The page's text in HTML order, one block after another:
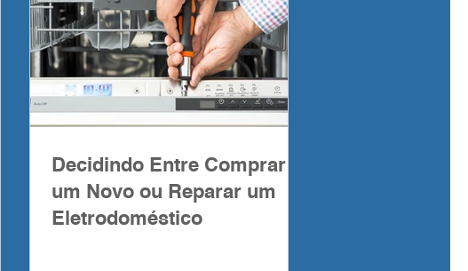
Decidindo Entre Comprar
um Novo ou Reparar um
Eletrodoméstico